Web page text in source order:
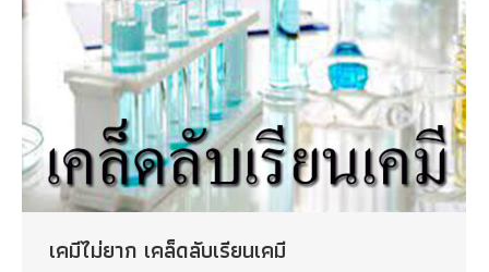
เคมีไม่ยาก เคล็ดลับเรียนเคมี